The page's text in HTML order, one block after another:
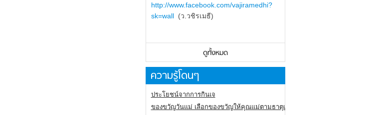
http://www.facebook.com/vajiramedhi?
sk=wall(ว.วชิรเมธี)
ดูทั้งหมด
ความรู้โดนๆ
ประโยชน์จากการกินเจ
ของขวัญวันแม่ เลือกของขวัญให้คุณแม่ตามธาตุเกิด